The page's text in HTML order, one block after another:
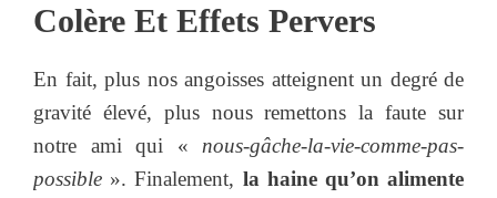
Colère Et Effets Pervers
En fait, plus nos angoisses atteignent un degré de
gravité élevé, plus nous remettons la faute sur
notre ami qui « nous-gâche-la-vie-comme-pas-
possible ». Finalement, la haine qu’on alimente